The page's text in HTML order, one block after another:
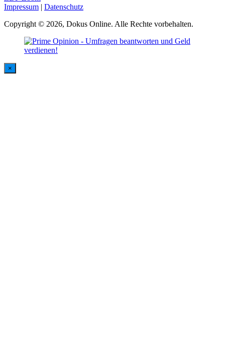
Impressum | Datenschutz
Copyright © 2026, Dokus Online. Alle Rechte vorbehalten.
×